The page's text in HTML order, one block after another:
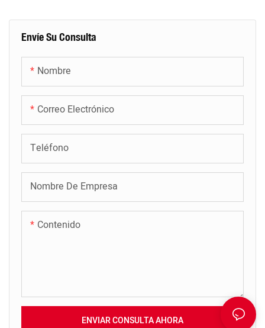
Envíe Su Consulta
Nombre
Correo Electrónico
Teléfono
Nombre De Empresa
Contenido
ENVIAR CONSULTA AHORA